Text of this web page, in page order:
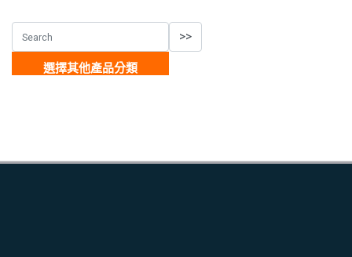
選擇其他產品分類